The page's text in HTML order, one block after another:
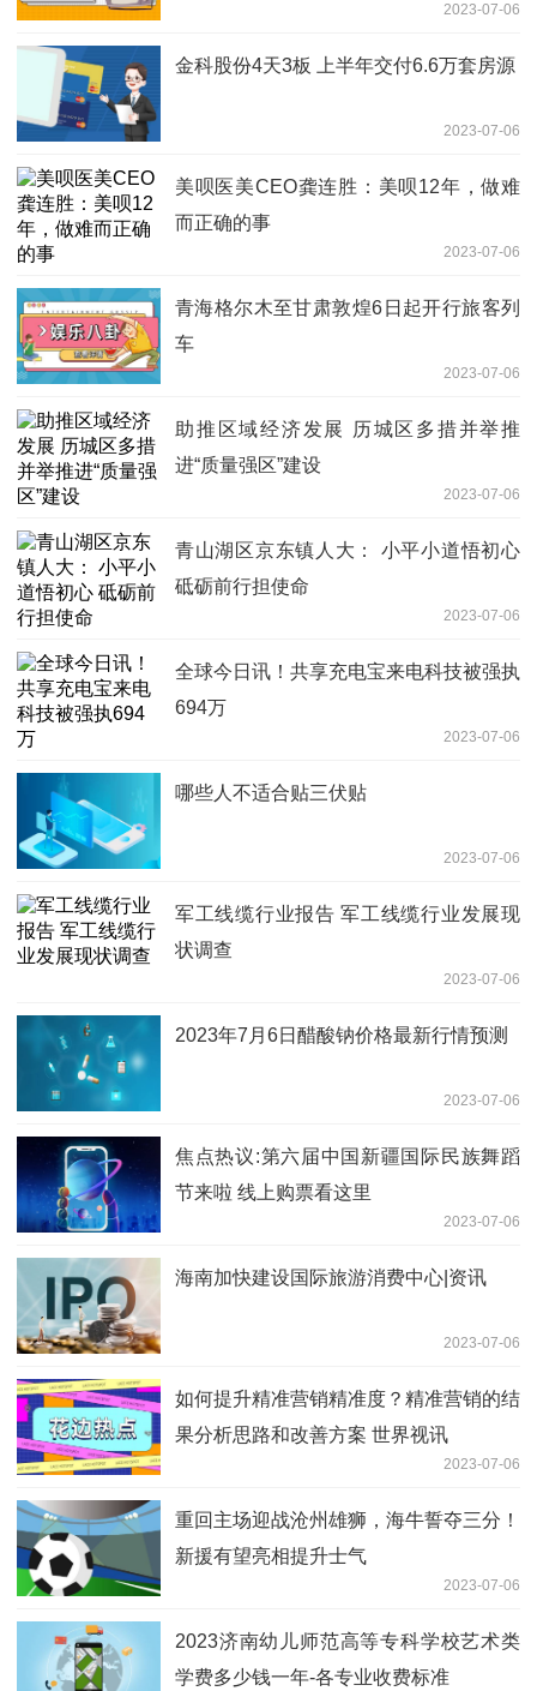
2023-07-06
金科股份4天3板 上半年交付6.6万套房源
2023-07-06
美呗医美CEO龚连胜：美呗12年，做难
而正确的事
2023-07-06
青海格尔木至甘肃敦煌6日起开行旅客列
车
2023-07-06
助推区域经济发展 历城区多措并举推
进“质量强区”建设
2023-07-06
青山湖区京东镇人大： 小平小道悟初心
砥砺前行担使命
2023-07-06
全球今日讯！共享充电宝来电科技被强执
694万
2023-07-06
哪些人不适合贴三伏贴
2023-07-06
军工线缆行业报告 军工线缆行业发展现
状调查
2023-07-06
2023年7月6日醋酸钠价格最新行情预测
2023-07-06
焦点热议:第六届中国新疆国际民族舞蹈
节来啦 线上购票看这里
2023-07-06
海南加快建设国际旅游消费中心|资讯
2023-07-06
如何提升精准营销精准度？精准营销的结
果分析思路和改善方案 世界视讯
2023-07-06
重回主场迎战沧州雄狮，海牛誓夺三分！
新援有望亮相提升士气
2023-07-06
2023济南幼儿师范高等专科学校艺术类
学费多少钱一年-各专业收费标准